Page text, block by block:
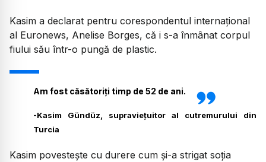
Kasim a declarat pentru corespondentul internațional
al Euronews, Anelise Borges, că i s-a înmânat corpul
fiului său într-o pungă de plastic.
Am fost căsătoriți timp de 52 de ani.
-Kasim Gündüz, supraviețuitor al cutremurului din
Turcia
Kasim povestește cu durere cum și-a strigat soția